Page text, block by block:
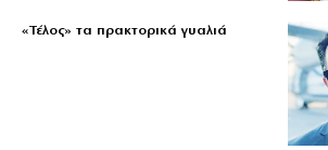
«Τέλος» τα πρακτορικά γυαλιά